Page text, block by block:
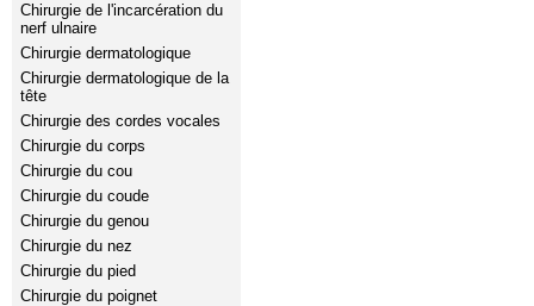
Chirurgie de l'incarcération du
nerf ulnaire
Chirurgie dermatologique
Chirurgie dermatologique de la
tête
Chirurgie des cordes vocales
Chirurgie du corps
Chirurgie du cou
Chirurgie du coude
Chirurgie du genou
Chirurgie du nez
Chirurgie du pied
Chirurgie du poignet